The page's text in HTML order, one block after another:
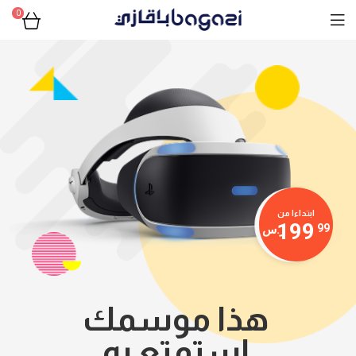
0
هذا موسمك
ابتداءا من
ر.س199 99